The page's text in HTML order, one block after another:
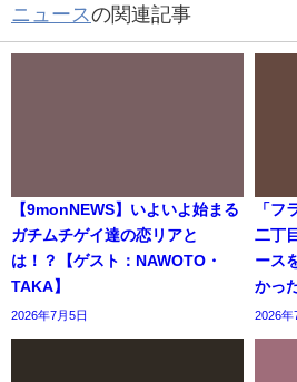
ニュースの関連記事
【9monNEWS】いよいよ始まる
ガチムチゲイ達の恋リアと
は！？【ゲスト：NAWOTO・
TAKA】
2026年7月5日
「フ
二丁
ース
かっ
2026年